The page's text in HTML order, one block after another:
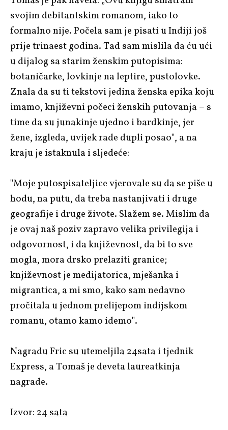
svojim debitantskim romanom, iako to
formalno nije. Počela sam je pisati u Indiji još
prije trinaest godina. Tad sam mislila da ću ući
u dijalog sa starim ženskim putopisima:
botaničarke, lovkinje na leptire, pustolovke.
Znala da su ti tekstovi jedina ženska epika koju
imamo, književni počeci ženskih putovanja – s
time da su junakinje ujedno i bardkinje, jer
žene, izgleda, uvijek rade dupli posao", a na
kraju je istaknula i sljedeće:
"Moje putospisateljice vjerovale su da se piše u
hodu, na putu, da treba nastanjivati i druge
geografije i druge živote. Slažem se. Mislim da
je ovaj naš poziv zapravo velika privilegija i
odgovornost, i da književnost, da bi to sve
mogla, mora drsko prelaziti granice;
književnost je medijatorica, mješanka i
migrantica, a mi smo, kako sam nedavno
pročitala u jednom prelijepom indijskom
romanu, otamo kamo idemo".
Nagradu Fric su utemeljila 24sata i tjednik
Express, a Tomaš je deveta laureatkinja
nagrade.
Izvor:24 sata